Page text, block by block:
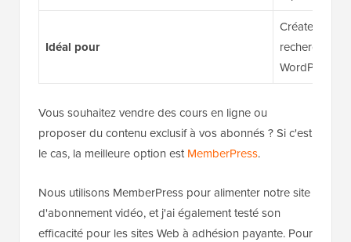
Idéal pour
Créateurs de
recherche
WordPress
Vous souhaitez vendre des cours en ligne ou
proposer du contenu exclusif à vos abonnés ? Si c'est
le cas, la meilleure option estMemberPress.
Nous utilisons MemberPress pour alimenter notre site
d'abonnement vidéo, et j'ai également testé son
efficacité pour les sites Web à adhésion payante. Pour